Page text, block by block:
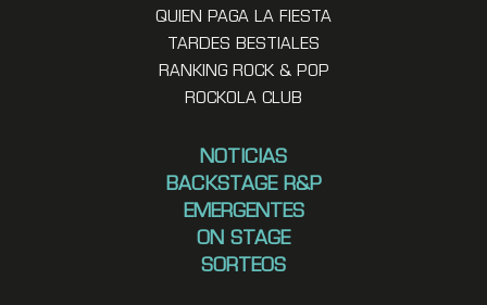
QUIEN PAGA LA FIESTA
TARDES BESTIALES
RANKING ROCK & POP
ROCKOLA CLUB
NOTICIAS
BACKSTAGE R&P
EMERGENTES
ON STAGE
SORTEOS